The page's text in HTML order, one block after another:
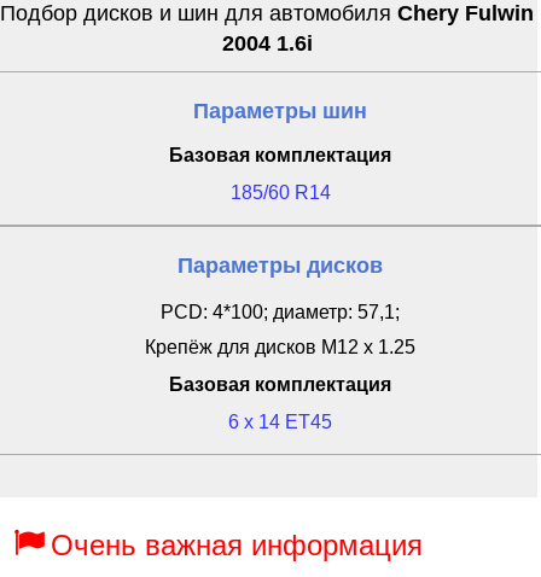
Подбор дисков и шин для автомобиля Chery Fulwin
2004 1.6i
Параметры шин
Базовая комплектация
185/60 R14
Параметры дисков
PCD: 4*100; диаметр: 57,1;
Крепёж для дисков M12 x 1.25
Базовая комплектация
6 x 14 ET45
Очень важная информация